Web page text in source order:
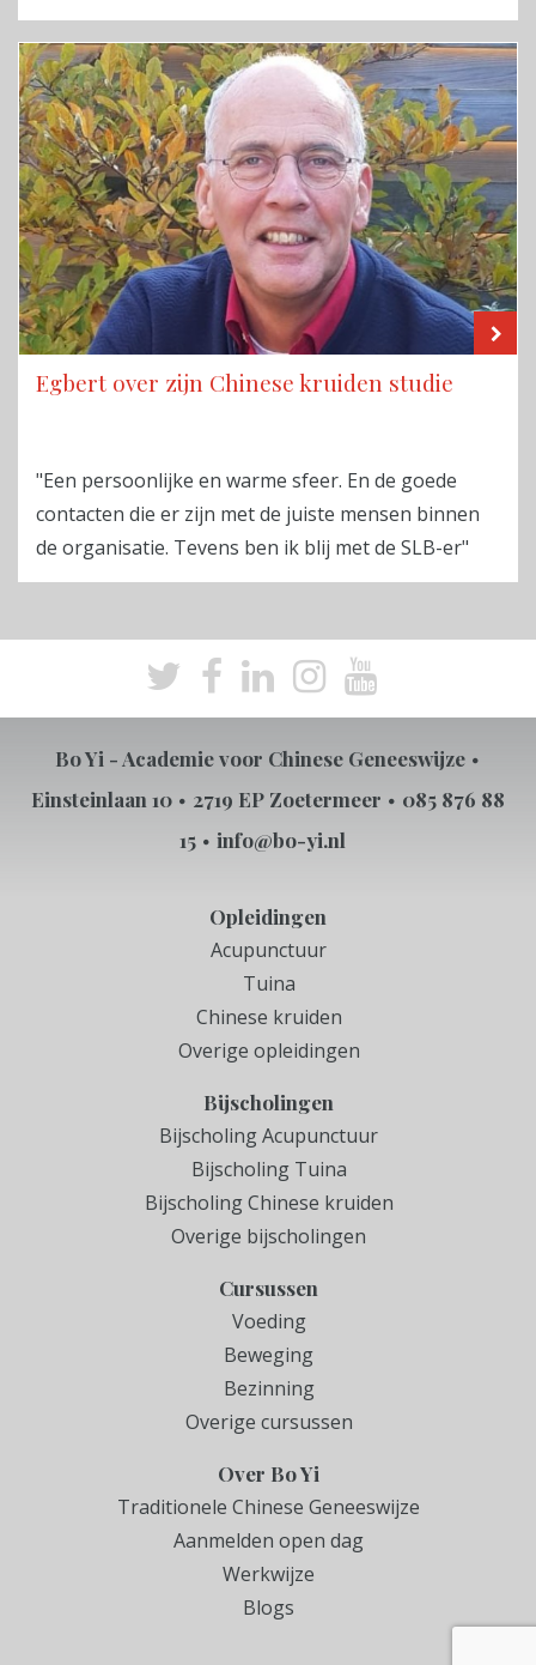
Egbert over zijn Chinese kruiden studie
"Een persoonlijke en warme sfeer. En de goede
contacten die er zijn met de juiste mensen binnen
de organisatie. Tevens ben ik blij met de SLB-er"
Bo Yi - Academie voor Chinese Geneeswijze
Einsteinlaan 10
2719 EP Zoetermeer
085 876 88
15
info@bo-yi.nl
Opleidingen
Acupunctuur
Tuina
Chinese kruiden
Overige opleidingen
Bijscholingen
Bijscholing Acupunctuur
Bijscholing Tuina
Bijscholing Chinese kruiden
Overige bijscholingen
Cursussen
Voeding
Beweging
Bezinning
Overige cursussen
Over Bo Yi
Traditionele Chinese Geneeswijze
Aanmelden open dag
Werkwijze
Blogs